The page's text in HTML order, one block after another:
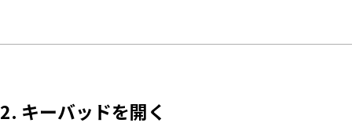
2. キーバッドを開く